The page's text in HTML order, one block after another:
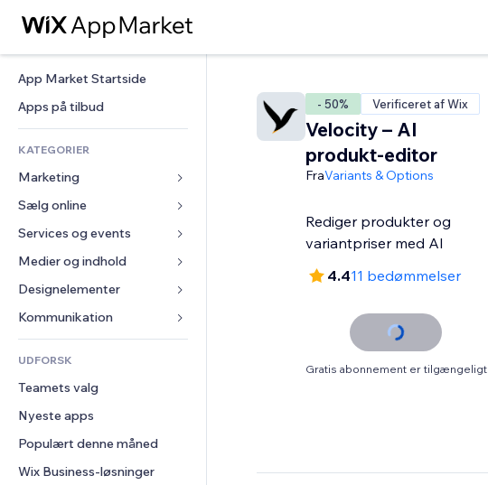
App Market Startside
Apps på tilbud
KATEGORIER
Marketing
Annoncer
Mobil
Statistikker
Hjemmesideregister
E-mail
Sælg online
Apps til Webshops
Forsendelse og levering
Sælg-knapper
Bogføring
Kuponer og loyalitet
Lagerløsninger
Services og events
Hoteller
Events
Restauranter
Ejendomshandel
Bookinger
Medier og indhold
Galleri
Musik
Podcasts
Fotografi
Video
PDF
Fildeling
Nyheder
Designelementer
Kort og Navigation
Privatliv & Sikkerhed
Ur
Sideskabeloner
Billedeffekter
Knapper og menuer
Bannere og badges
Formularer
Meningsmålinger
Chat
Kommentarer
Telefon
UDFORSK
Teamets valg
Nyeste apps
Populært denne måned
Wix Business-løsninger
- 50% Verificeret af Wix
Velocity – AI
produkt-editor
FraVariants & Options
Rediger produkter og
variantpriser med AI
4.411 bedømmelser
Gratis abonnement er tilgængeligt